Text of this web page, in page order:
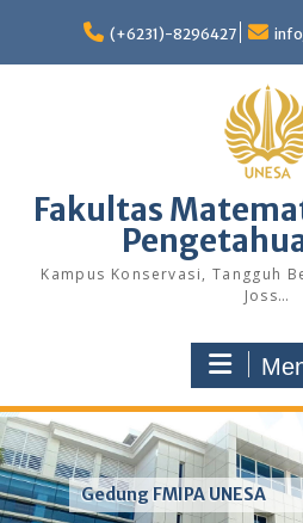
content
(+6231)-8296427
Fakultas
Kampus Konservasi, Tangguh
Joss…
Gedung FMIPA UNESA